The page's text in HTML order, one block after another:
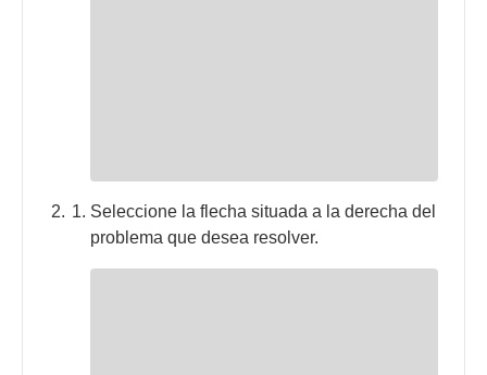
Seleccione la flecha situada a la derecha del
problema que desea resolver.